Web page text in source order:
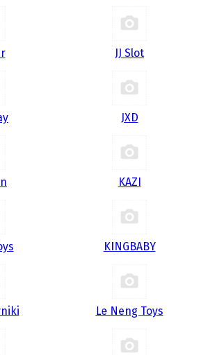
JJ Slot
JXD
KAZI
KINGBABY
Le Neng Toys